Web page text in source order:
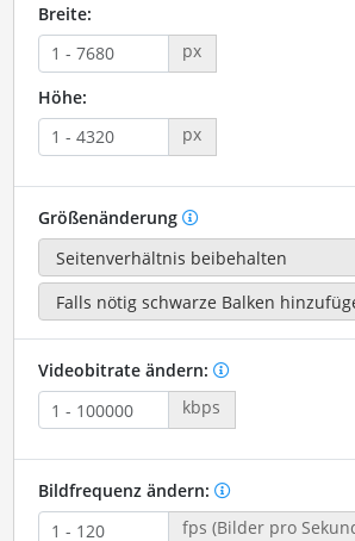
Breite:
px
Höhe:
px
Größenänderung
Videobitrate ändern:
kbps
Bildfrequenz ändern:
fps (Bilder pro